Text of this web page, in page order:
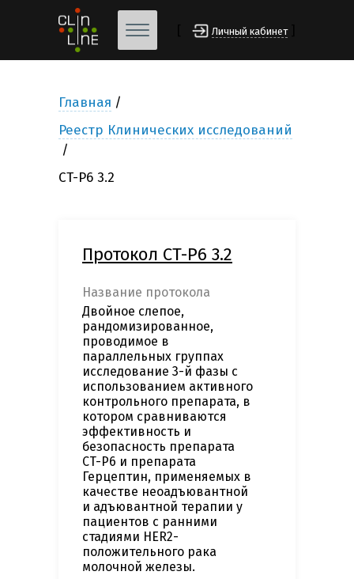
Личный кабинет
Главная
Реестр Клинических исследований
CT-P6 3.2
Протокол CT-P6 3.2
Название протокола
Двойное слепое,
рандомизированное,
проводимое в
параллельных группах
исследование 3-й фазы с
использованием активного
контрольного препарата, в
котором сравниваются
эффективность и
безопасность препарата
CT-P6 и препарата
Герцептин, применяемых в
качестве неоадъювантной
и адъювантной терапии у
пациентов с ранними
стадиями HER2-
положительного рака
молочной железы.